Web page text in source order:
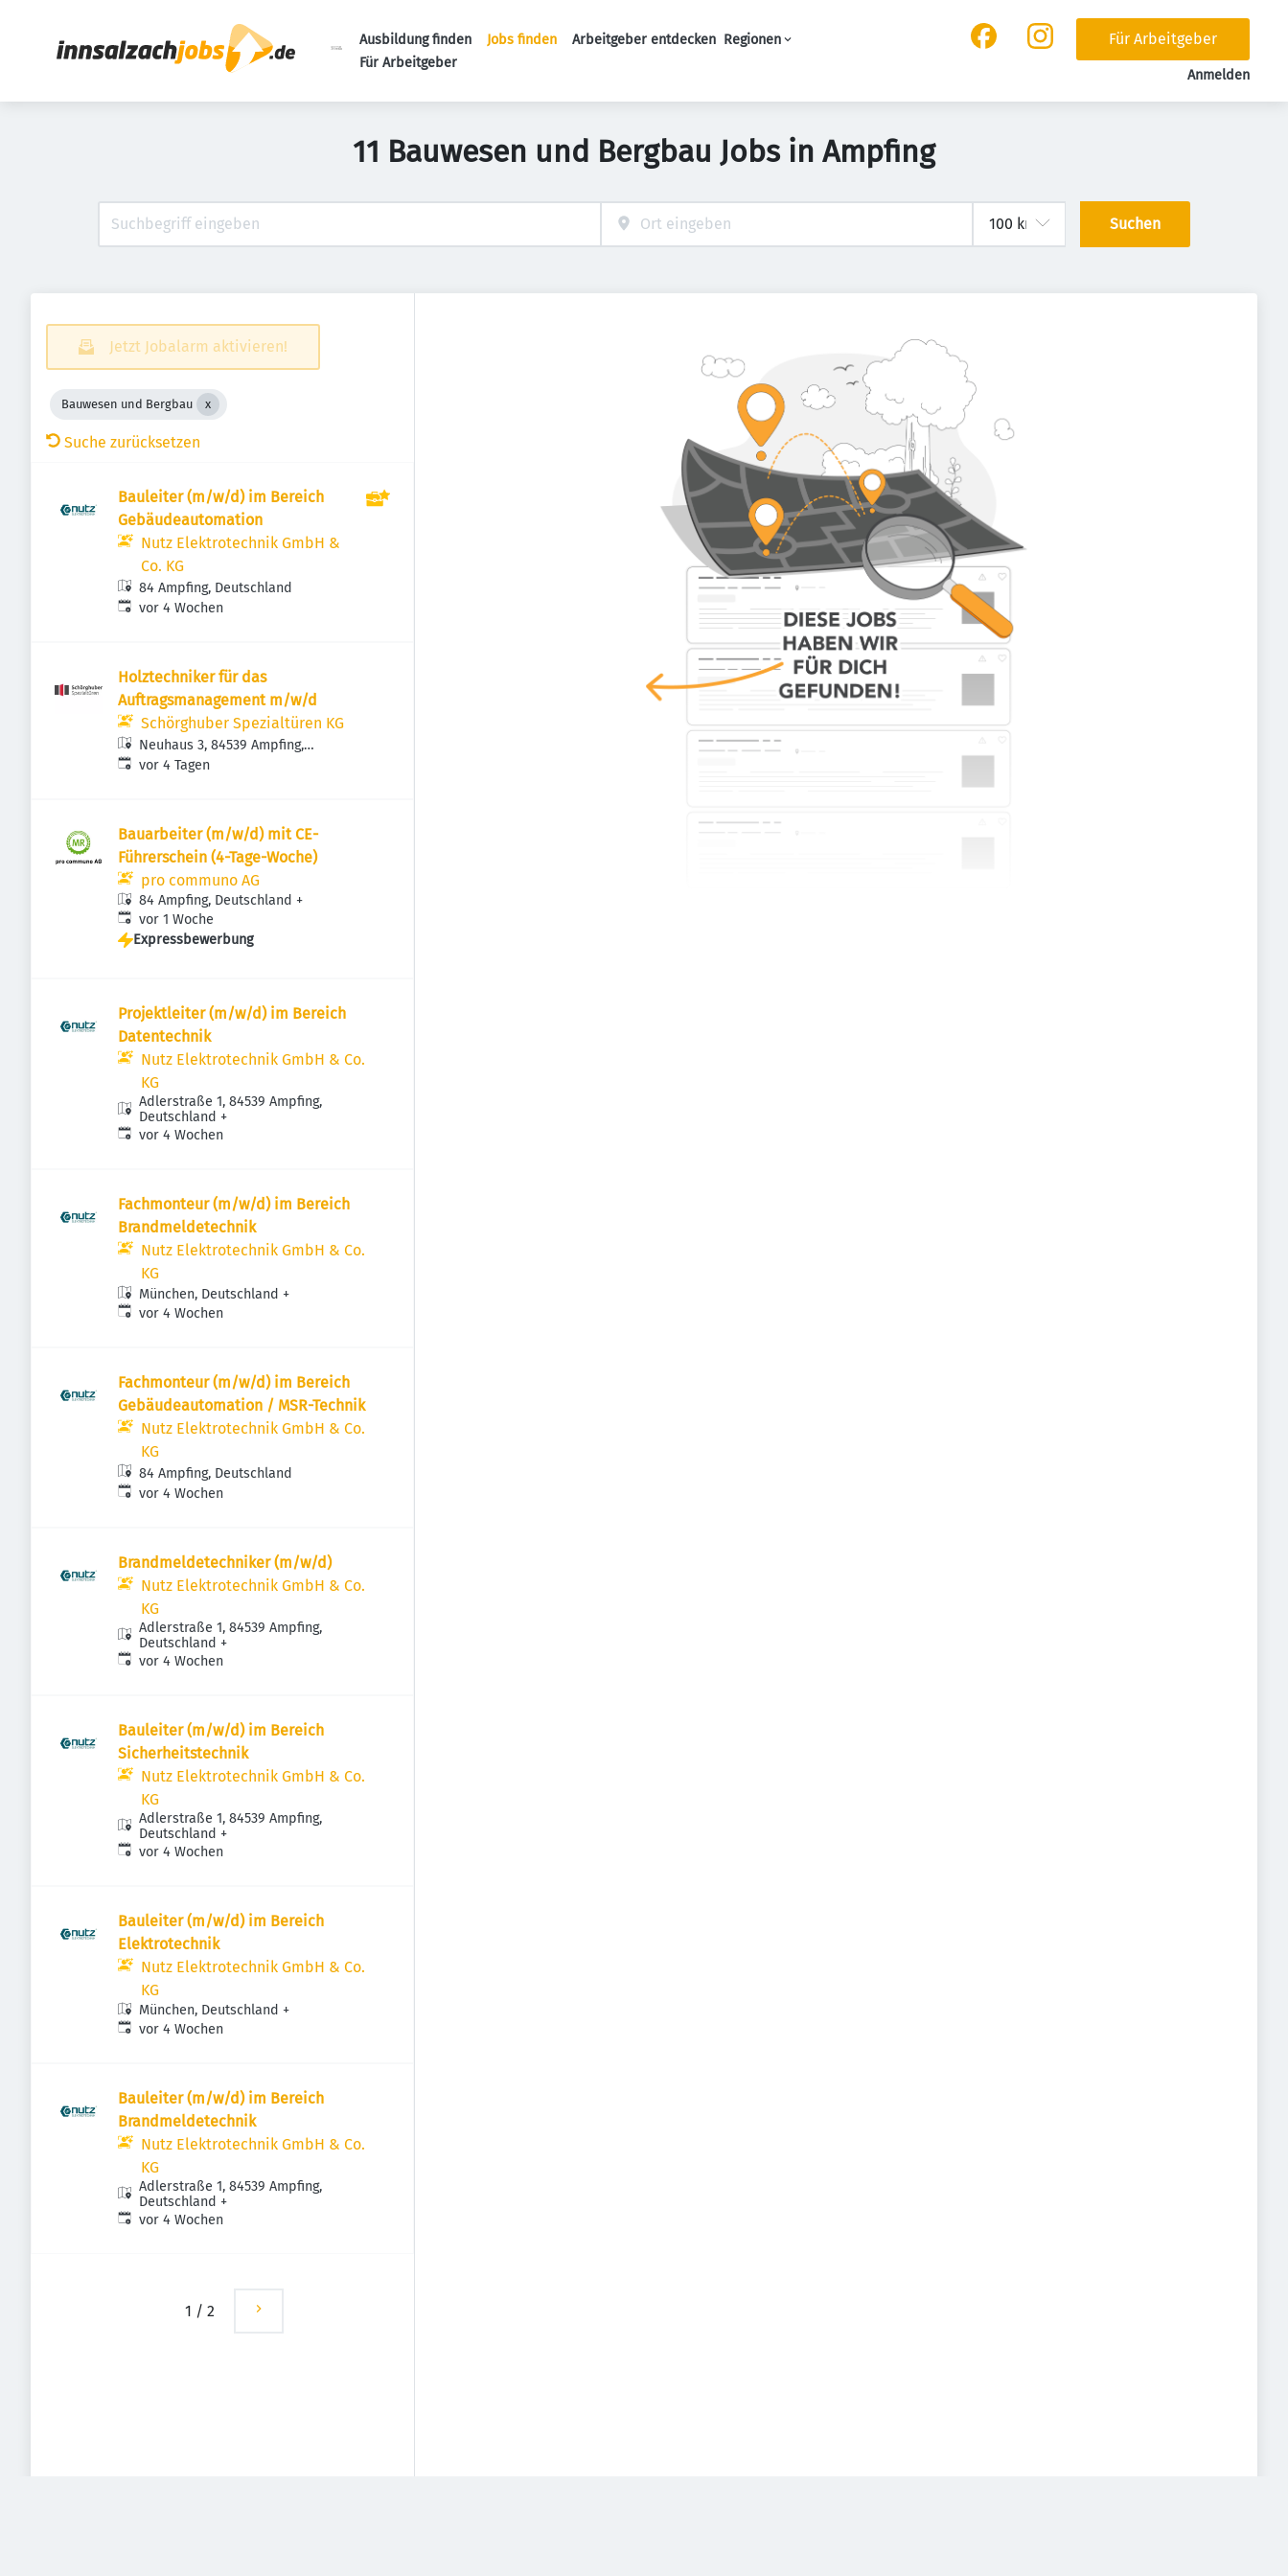
Ausbildung finden Jobs finden Arbeitgeber entdecken Regionen
Für Arbeitgeber
Für Arbeitgeber
Anmelden
11 Bauwesen und Bergbau Jobs in Ampfing
Suchen
Jetzt Jobalarm aktivieren!
Bauwesen und Bergbau
Suche zurücksetzen
Bauleiter (m/w/d) im Bereich
Gebäudeautomation
Nutz Elektrotechnik GmbH &
Co. KG
84 Ampfing, Deutschland
Veröffentlicht:
vor 4 Wochen
Holztechniker für das
Auftragsmanagement m/w/d
Schörghuber Spezialtüren KG
Neuhaus 3, 84539 Ampfing,
Deutschland
Veröffentlicht:
vor 4 Tagen
Bauarbeiter (m/w/d) mit CE-
Führerschein (4-Tage-Woche)
pro communo AG
84 Ampfing, Deutschland +
Veröffentlicht:
vor 1 Woche
Expressbewerbung
Projektleiter (m/w/d) im Bereich
Datentechnik
Nutz Elektrotechnik GmbH & Co.
KG
Adlerstraße 1, 84539 Ampfing,
Deutschland +
Veröffentlicht:
vor 4 Wochen
Fachmonteur (m/w/d) im Bereich
Brandmeldetechnik
Nutz Elektrotechnik GmbH & Co.
KG
München, Deutschland +
Veröffentlicht:
vor 4 Wochen
Fachmonteur (m/w/d) im Bereich
Gebäudeautomation / MSR-Technik
Nutz Elektrotechnik GmbH & Co.
KG
84 Ampfing, Deutschland
Veröffentlicht:
vor 4 Wochen
Brandmeldetechniker (m/w/d)
Nutz Elektrotechnik GmbH & Co.
KG
Adlerstraße 1, 84539 Ampfing,
Deutschland +
Veröffentlicht:
vor 4 Wochen
Bauleiter (m/w/d) im Bereich
Sicherheitstechnik
Nutz Elektrotechnik GmbH & Co.
KG
Adlerstraße 1, 84539 Ampfing,
Deutschland +
Veröffentlicht:
vor 4 Wochen
Bauleiter (m/w/d) im Bereich
Elektrotechnik
Nutz Elektrotechnik GmbH & Co.
KG
München, Deutschland +
Veröffentlicht:
vor 4 Wochen
Bauleiter (m/w/d) im Bereich
Brandmeldetechnik
Nutz Elektrotechnik GmbH & Co.
KG
Adlerstraße 1, 84539 Ampfing,
Deutschland +
Veröffentlicht:
vor 4 Wochen
1 / 2